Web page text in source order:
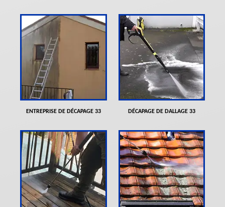
ENTREPRISE DE DÉCAPAGE 33 DÉCAPAGE DE DALLAGE 33